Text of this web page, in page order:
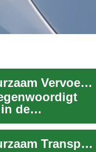
Elektrische Auto's: De Toekomst van Duurzaam Vervoer in Nederland
de
Elektrische Auto's: De Toekomst van Duurzaam Transport